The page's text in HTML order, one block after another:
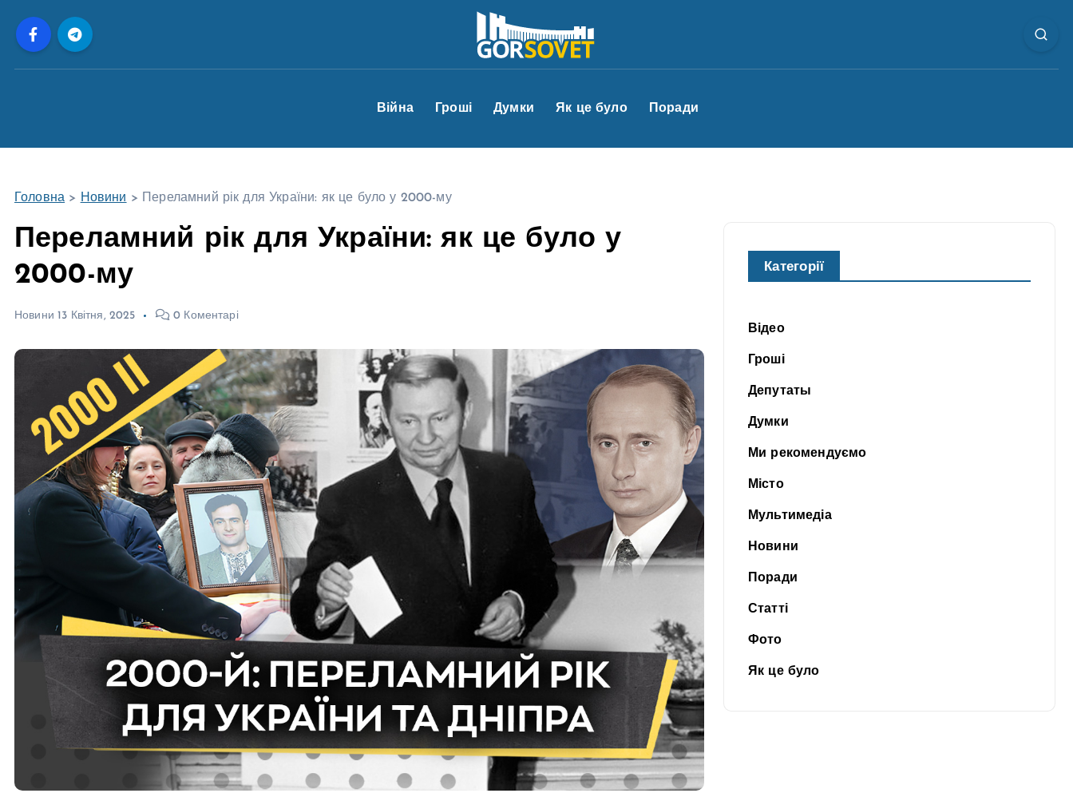
Війна Гроші Думки Як це було Поради
Головна > Новини > Переламний рік для України: як це було у 2000-му
Переламний рік для України: як це було у
2000-му
Новини 13 Квітня, 2025 0 Коментарі
Категорії
Відео
Гроші
Депутаты
Думки
Ми рекомендуємо
Місто
Мультимедіа
Новини
Поради
Статті
Фото
Як це було